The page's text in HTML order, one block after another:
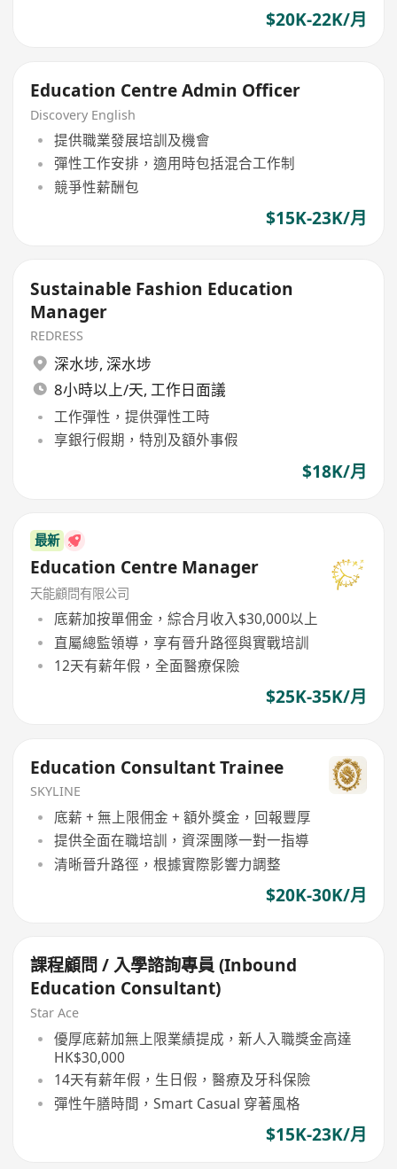
$20K-22K/月
Education Centre Admin Officer
Discovery English
提供職業發展培訓及機會
彈性工作安排，適用時包括混合工作制
競爭性薪酬包
$15K-23K/月
Sustainable Fashion Education
Manager
REDRESS
深水埗, 深水埗
8小時以上/天, 工作日面議
工作彈性，提供彈性工時
享銀行假期，特別及額外事假
$18K/月
最新
Education Centre Manager
天能顧問有限公司
底薪加按單佣金，綜合月收入$30,000以上
直屬總監領導，享有晉升路徑與實戰培訓
12天有薪年假，全面醫療保險
$25K-35K/月
Education Consultant Trainee
SKYLINE
底薪 + 無上限佣金 + 額外獎金，回報豐厚
提供全面在職培訓，資深團隊一對一指導
清晰晉升路徑，根據實際影響力調整
$20K-30K/月
課程顧問 / 入學諮詢專員 (Inbound
Education Consultant)
Star Ace
優厚底薪加無上限業績提成，新人入職獎金高達
HK$30,000
14天有薪年假，生日假，醫療及牙科保險
彈性午膳時間，Smart Casual 穿著風格
$15K-23K/月